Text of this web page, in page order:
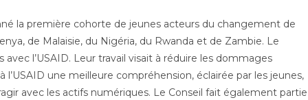
la première cohorte de jeunes acteurs du changement de
de Malaisie, du Nigéria, du Rwanda et de Zambie. Le
l’USAID. Leur travail visait à réduire les dommages
une meilleure compréhension, éclairée par les jeunes,
avec les actifs numériques. Le Conseil fait également partie